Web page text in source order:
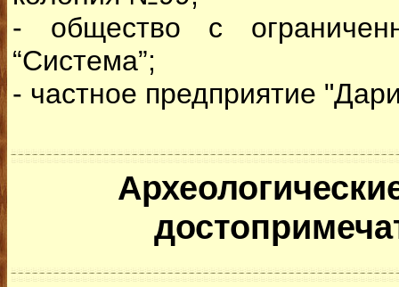
- общество с
“Система”;
- частное предприятие